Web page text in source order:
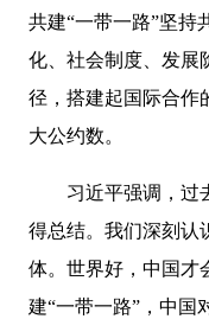
共建“一带一路”坚持
化、社会制度、发展
径，搭建起国际合作
大公约数。
习近平强调，过去
得总结。我们深刻认
体。世界好，中国才
建“一带一路”，中国